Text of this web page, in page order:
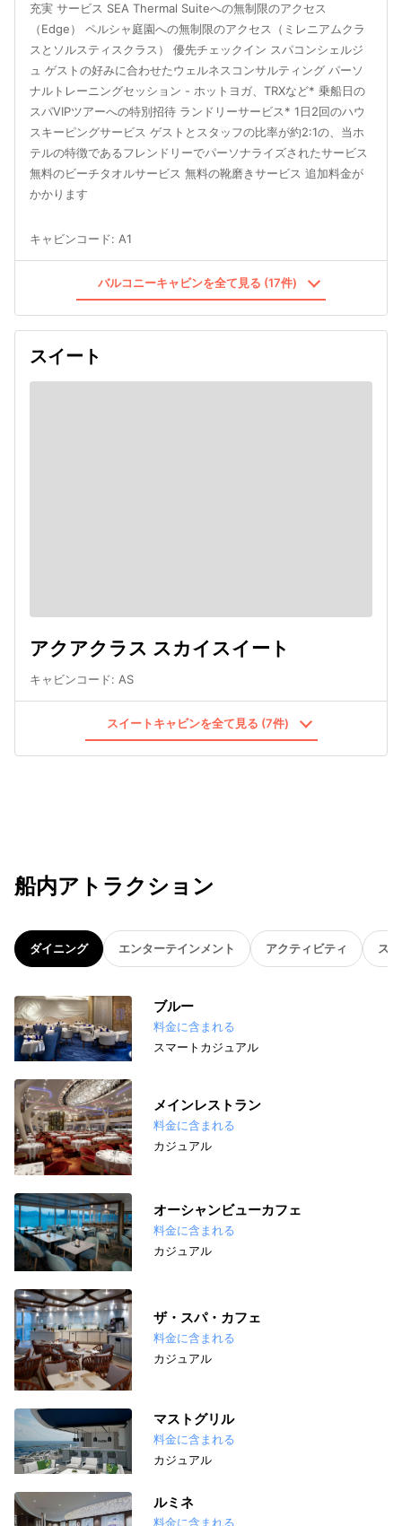
充実 サービス SEA Thermal Suiteへの無制限のアクセス
（Edge） ペルシャ庭園への無制限のアクセス（ミレニアムクラ
スとソルスティスクラス） 優先チェックイン スパコンシェルジ
ュ ゲストの好みに合わせたウェルネスコンサルティング パーソ
ナルトレーニングセッション - ホットヨガ、TRXなど* 乗船日の
スパVIPツアーへの特別招待 ランドリーサービス* 1日2回のハウ
スキーピングサービス ゲストとスタッフの比率が約2:1の、当ホ
テルの特徴であるフレンドリーでパーソナライズされたサービス
無料のビーチタオルサービス 無料の靴磨きサービス 追加料金が
かかります
キャビンコード: A1
バルコニーキャビンを全て見る (17件)
スイート
アクアクラス スカイスイート
キャビンコード: AS
スイートキャビンを全て見る (7件)
船内アトラクション
ダイニング エンターテインメント アクティビティ ス
ブルー
料金に含まれる
スマートカジュアル
メインレストラン
料金に含まれる
カジュアル
オーシャンビューカフェ
料金に含まれる
カジュアル
ザ・スパ・カフェ
料金に含まれる
カジュアル
マストグリル
料金に含まれる
カジュアル
ルミネ
料金に含まれる